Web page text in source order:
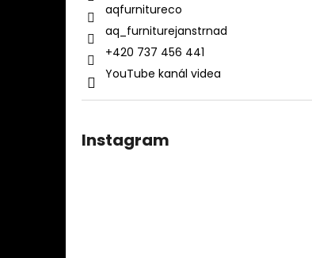
aqfurnitureco
aq_furniturejanstrnad
+420 737 456 441
YouTube kanál videa
Instagram